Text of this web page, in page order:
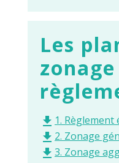
Les
file_download 1. Règlement
file_download 2. Zonage
file_download 3. Zonage